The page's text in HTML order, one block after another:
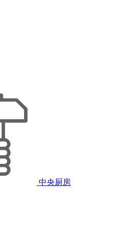
中央厨房